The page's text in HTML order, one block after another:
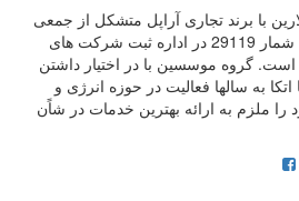
با برند تجاری آراپل متشکل از جمعی
از مهندسین پویا و خلاق به شمار 29119 در اداره ثبت شرکت های
است. گروه موسسین با در اختیار داشتن
به سالها فعالیت در حوزه انرژی و
ملزم به ارائه بهترین خدمات در شاًن